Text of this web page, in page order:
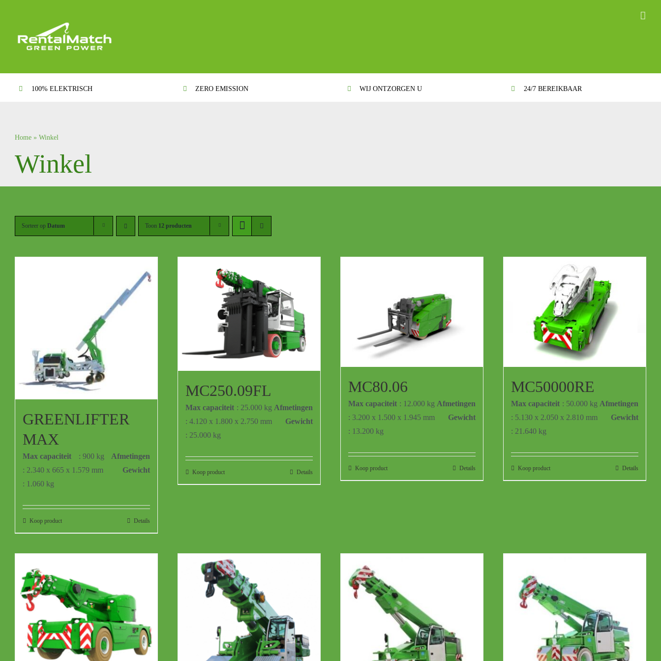
inhoud
100% ELEKTRISCH ZERO EMISSION WIJ ONTZORGEN U 24/7 BEREIKBAAR
Home» Winkel
Winkel
Sorteer op Datum Toon 12 producten
GREENLIFTER
MAX
Max capaciteit : 900 kg
Afmetingen
: 2.340 x 665 x 1.579 mm
Gewicht
: 1.060 kg
Koop product Details
MC250.09FL
Max capaciteit : 25.000 kg Afmetingen
: 4.120 x 1.800 x 2.750 mm
Gewicht
: 25.000 kg
Koop product Details
MC80.06
Max capaciteit : 12.000 kg Afmetingen
: 3.200 x 1.500 x 1.945 mm
Gewicht
: 13.200 kg
Koop product Details
MC50000RE
Max capaciteit : 50.000 kg Afmetingen
: 5.130 x 2.050 x 2.810 mm
Gewicht
: 21.640 kg
Koop product Details